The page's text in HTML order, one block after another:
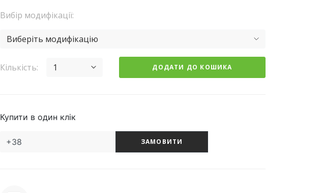
Вибір модифікації:
Виберіть модифікацію
Кількість: 1 ДОДАТИ ДО КОШИКА
Купити в один клік
ЗАМОВИТИ